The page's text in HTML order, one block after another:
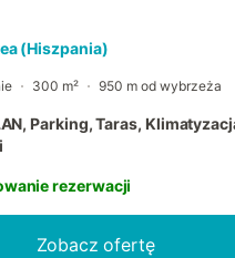
(Hiszpania)
300 m² 950 m od wybrzeża
Parking, Taras,
rezerwacji
Zobacz ofertę